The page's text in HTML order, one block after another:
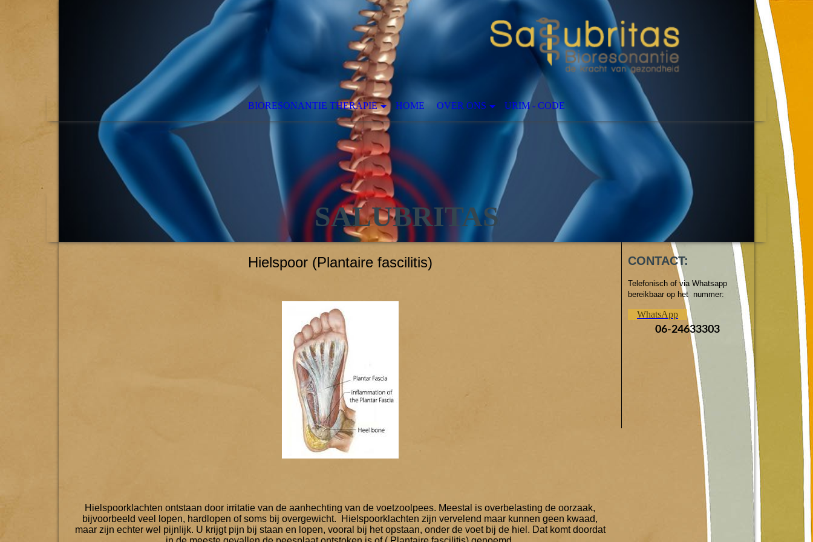
BIORESONANTIE THERAPIE HOME OVER ONS URIM - CODE
SALUBRITAS
Hielspoor (Plantaire fascilitis)
Hielspoorklachten ontstaan door irritatie van de aanhechting van de voetzoolpees. Meestal is overbelasting de oorzaak,
bijvoorbeeld veel lopen, hardlopen of soms bij overgewicht. Hielspoorklachten zijn vervelend maar kunnen geen kwaad,
maar zijn echter wel pijnlijk. U krijgt pijn bij staan en lopen, vooral bij het opstaan, onder de voet bij de hiel. Dat komt doordat
CONTACT:
Telefonisch of via Whatsapp
bereikbaar op het nummer:
WhatsApp
06-24633303